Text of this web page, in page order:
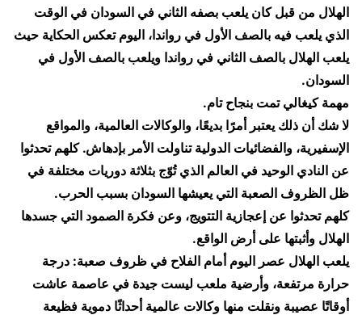
​الهلال من قبل كان يلعب بصفه الثاني في السودان في الوقت
الذي يلعب فيه بالصف الأول في رواندا، اليوم تعكس الحكاية حيث
يلعب الهلال بالصف الثاني في رواندا ويلعب بالصف الأول في
السودان.
​مهمة كيغالي تمت بنجاح تام.
​لا شك أن ذلك يعتبر أمرًا بديعًا، والوكالات العالمية، والمواقع
الإسفيرية، والفضائيات الدولية تناولت الأمر بإدهاش. كلهم تحدثوا
عن النادي الوحيد في العالم الذي تُوّج بثلاثة دوريات مختلفة في
ظل الظروف الصعبة التي يعيشها السودان بسبب الحرب.
​كلهم تحدثوا عن إعجازية التتويج، وعن فكرة الصمود التي جسدها
الهلال وأثبتها على أرض الواقع.
​يلعب الهلال عصر اليوم أمام الفلاح في ظروف صعبة: درجة
حرارة مرتفعة، وأرضية ملعب ليست جيدة في عاصمة عاشت
أوقاتًا عصيبة ونقلت منها وكالات عالمية أحداثًا دموية فظيعة